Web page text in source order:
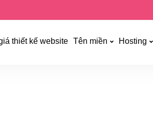
thiết kế website Tên miền Hosting